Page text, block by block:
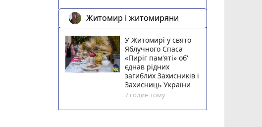
Житомир і житомиряни
У Житомирі у свято
Яблучного Спаса
«Пиріг пам'яті» об'
єднав рідних
загиблих Захисників і
Захисниць України
7 годин тому